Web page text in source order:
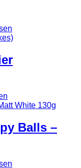
Balls –